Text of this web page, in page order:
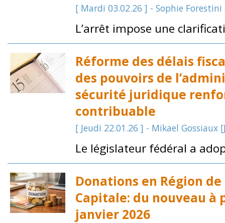
[ Mardi 03.02.26 ] - Sophie
L’arrêt impose une
Réforme des délais
des pouvoirs de
sécurité juridique
contribuable
[ Jeudi 22.01.26 ] - Mikael Gossiaux
Le législateur fédéral a
Donations en Région
Capitale: du nouveau à
janvier 2026